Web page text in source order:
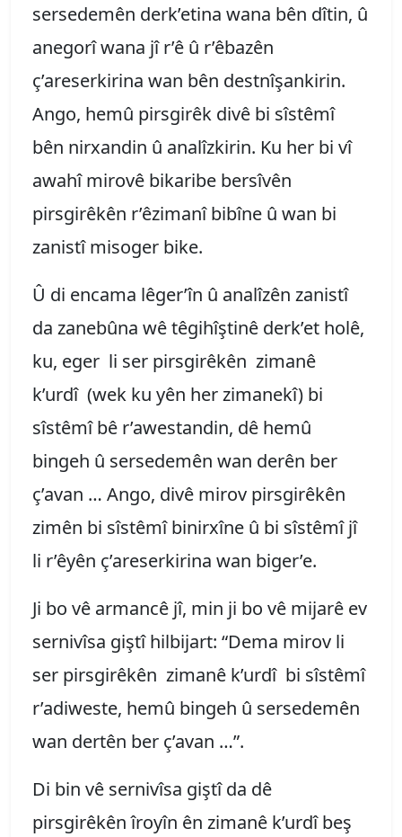
sersedemên derk’etina wana bên dîtin, û
anegorî wana jî r’ê û r’êbazên
ç’areserkirina wan bên destnîşankirin.
Ango, hemû pirsgirêk divê bi sîstêmî
bên nirxandin û analîzkirin. Ku her bi vî
awahî mirovê bikaribe bersîvên
pirsgirêkên r’êzimanî bibîne û wan bi
zanistî misoger bike.
Û di encama lêger’în û analîzên zanistî
da zanebûna wê têgihîştinê derk’et holê,
ku, eger li ser pirsgirêkên zimanê
k’urdî (wek ku yên her zimanekî) bi
sîstêmî bê r’awestandin, dê hemû
bingeh û sersedemên wan derên ber
ç’avan … Ango, divê mirov pirsgirêkên
zimên bi sîstêmî binirxîne û bi sîstêmî jî
li r’êyên ç’areserkirina wan biger’e.
Ji bo vê armancê jî, min ji bo vê mijarê ev
sernivîsa giştî hilbijart: “Dema mirov li
ser pirsgirêkên zimanê k’urdî bi sîstêmî
r’adiweste, hemû bingeh û sersedemên
wan dertên ber ç’avan …”.
Di bin vê sernivîsa giştî da dê
pirsgirêkên îroyîn ên zimanê k’urdî beş